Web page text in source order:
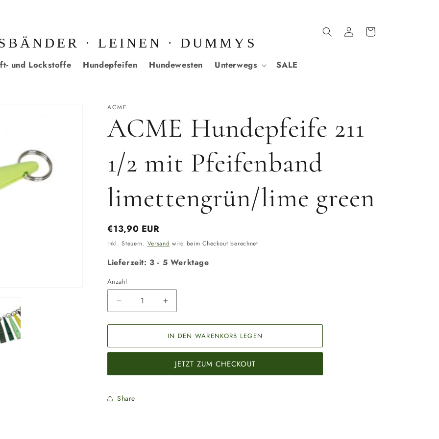
· LEINEN · DUMMYS
und Lockstoffe Hundepfeifen Hundewesten Unterwegs SALE
Einloggen
Warenkorb
ACME
ACME Hundepfeife 211
1/2 mit Pfeifenband
limettengrün/lime green
Normaler
Preis
€13,90 EUR
Inkl. Steuern. Versand wird beim Checkout berechnet
Lieferzeit: 3 - 5 Werktage
Anzahl
Anzahl
Verringere
die
Menge
ACME
1/2
Pfeifenband
Erhöhe
die
Menge
für
ACME
211
1/2
IN DEN WARENKORB LEGEN
JETZT ZUM CHECKOUT
Share